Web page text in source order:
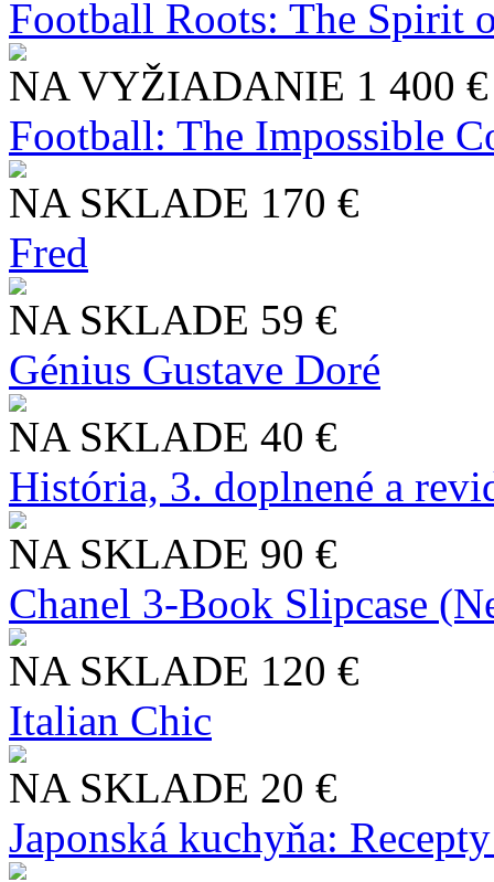
Football Roots: The Spirit
NA VYŽIADANIE 1 400 €
Football: The Impossible
NA SKLADE 170 €
Fred
NA SKLADE 59 €
Génius Gustave Doré
NA SKLADE 40 €
História, 3. doplnené a
NA SKLADE 90 €
Chanel 3-Book Slipcase
NA SKLADE 120 €
Italian Chic
NA SKLADE 20 €
Japonská kuchyňa: